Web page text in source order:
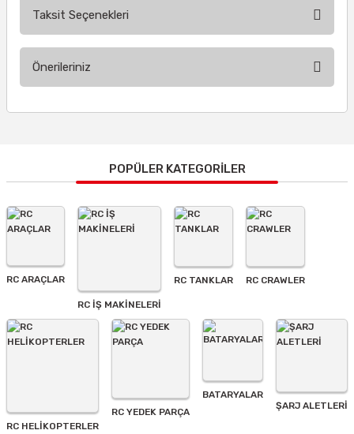
Taksit Seçenekleri
Önerileriniz
Görüş ve önerileriniz için teşekkür ederiz.
Ürün resmi kalitesiz, bozuk veya görüntülenemiyor.
Ürün açıklamasında eksik bilgiler bulunuyor.
Ürün fiyatı diğer sitelerden daha pahalı.
Bu ürüne benzer farklı alternatifler olmalı.
Gönder
POPÜLER KATEGORİLER
RC ARAÇLAR
RC İŞ MAKİNELERİ
RC TANKLAR RC CRAWLER
RC HELİKOPTERLER
RC YEDEK PARÇA
BATARYALAR
ŞARJ ALETLERI